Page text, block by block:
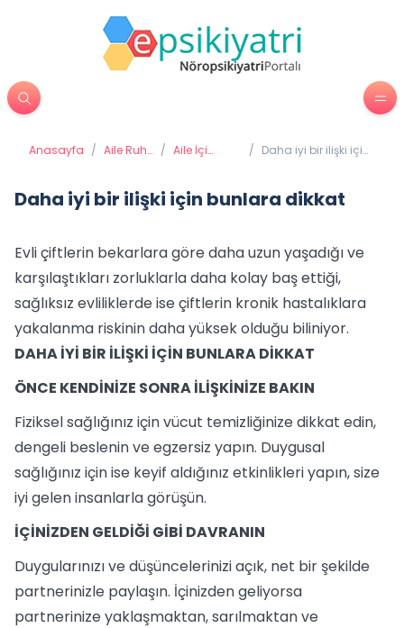
Anasayfa / Aile Ruh
/ Aile İçi
/ Daha iyi bir ilişki için
Daha iyi bir ilişki için bunlara dikkat
Evli çiftlerin bekarlara göre daha uzun yaşadığı ve
karşılaştıkları zorluklarla daha kolay baş ettiği,
sağlıksız evliliklerde ise çiftlerin kronik hastalıklara
yakalanma riskinin daha yüksek olduğu biliniyor.
DAHA İYİ BİR İLİŞKİ İÇİN BUNLARA DİKKAT
ÖNCE KENDİNİZE SONRA İLİŞKİNİZE BAKIN
Fiziksel sağlığınız için vücut temizliğinize dikkat edin,
dengeli beslenin ve egzersiz yapın. Duygusal
sağlığınız için ise keyif aldığınız etkinlikleri yapın, size
iyi gelen insanlarla görüşün.
İÇİNİZDEN GELDİĞİ GİBİ DAVRANIN
Duygularınızı ve düşüncelerinizi açık, net bir şekilde
partnerinizle paylaşın. İçinizden geliyorsa
partnerinize yaklaşmaktan, sarılmaktan ve